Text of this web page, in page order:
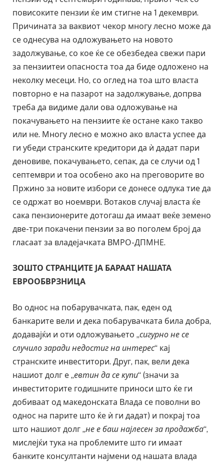
повисоките пензии ќе им стигне на 1 декември.
Причината за ваквиот чекор многу лесно може да
се однесува на одложувањето на новото
задолжување, со кое ќе се обезбедеа свежи пари
за пензиитеи опасноста тоа да биде одложено на
неколку месеци. Но, со оглед на тоа што власта
повторно е на пазарот на задолжување, допрва
треба да видиме дали ова одложување на
покачувањето на пензиите ќе остане како такво
или не. Многу лесно е можно ако власта успее да
ги убеди странските кредитори да ѝ дадат пари
деновиве, покачувањето, сепак, да се случи од 1
септември и тоа особено ако на преговорите во
Пржино за новите избори се донесе одлука тие да
се одржат во ноември. Вотаков случај власта ќе
сака пензионерите дотогаш да имаат веќе земено
две-три покачени пензии за во поголем број да
гласаат за владејачката ВМРО-ДПМНЕ.
ЗОШТО СТРАНЦИТЕ ЈА БАРААТ НАШАТА
ЕВРООБВРЗНИЦА
Во однос на побарувачката, пак, еден од
банкарите вели и дека побарувачката била добра,
додавајќи и оти одложувањето „сигурно не се
случило заради недостиг на интерес“ кај
странските инвеститори. Друг, пак, вели дека
нашиот долг е „евтин да се купи“ (значи за
инвеститорите годишните приноси што ќе ги
добиваат од македонската Влада се поволни во
однос на парите што ќе ѝ ги дадат) и покрај тоа
што нашиот долг „не е баш најлесен за продажба“,
мислејќи тука на проблемите што ги имаат
банките консултанти најмени од нашата влада